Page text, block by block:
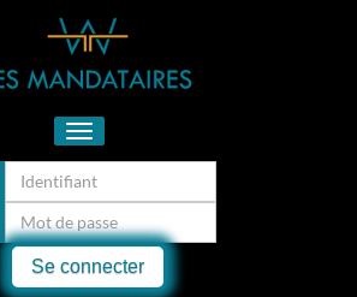
Toggle
navigation
Se connecter